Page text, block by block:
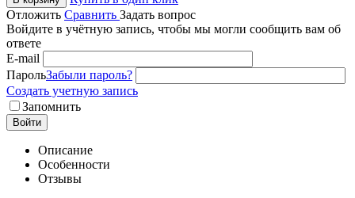
Отложить Сравнить Задать вопрос
Войдите в учётную запись, чтобы мы могли сообщить вам об
ответе
E-mail
ПарольЗабыли пароль?
Создать учетную запись
Запомнить
Войти
Описание
Особенности
Отзывы